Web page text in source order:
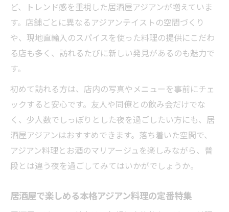
ど、トレンド感を重視した居酒屋アジアンが増えていま
す。店舗ごとに異なるアジアンテイストの空間づくり
や、現地直輸入のスパイスを使った料理の提供にこだわ
る店も多く、訪れるたびに新しい発見があるのも魅力で
す。
初めて訪れる方は、店内の写真やメニューを事前にチェ
ックすると安心です。友人や同僚との飲み会だけでな
く、少人数でしっぽりとした夜を過ごしたい方にも、居
酒屋アジアンはおすすめできます。落ち着いた空間で、
アジアン料理とお酒のマリアージュを楽しみながら、普
段とは違う夜を過ごしてみてはいかがでしょうか。
居酒屋で楽しめる本格アジアン料理の定番特集